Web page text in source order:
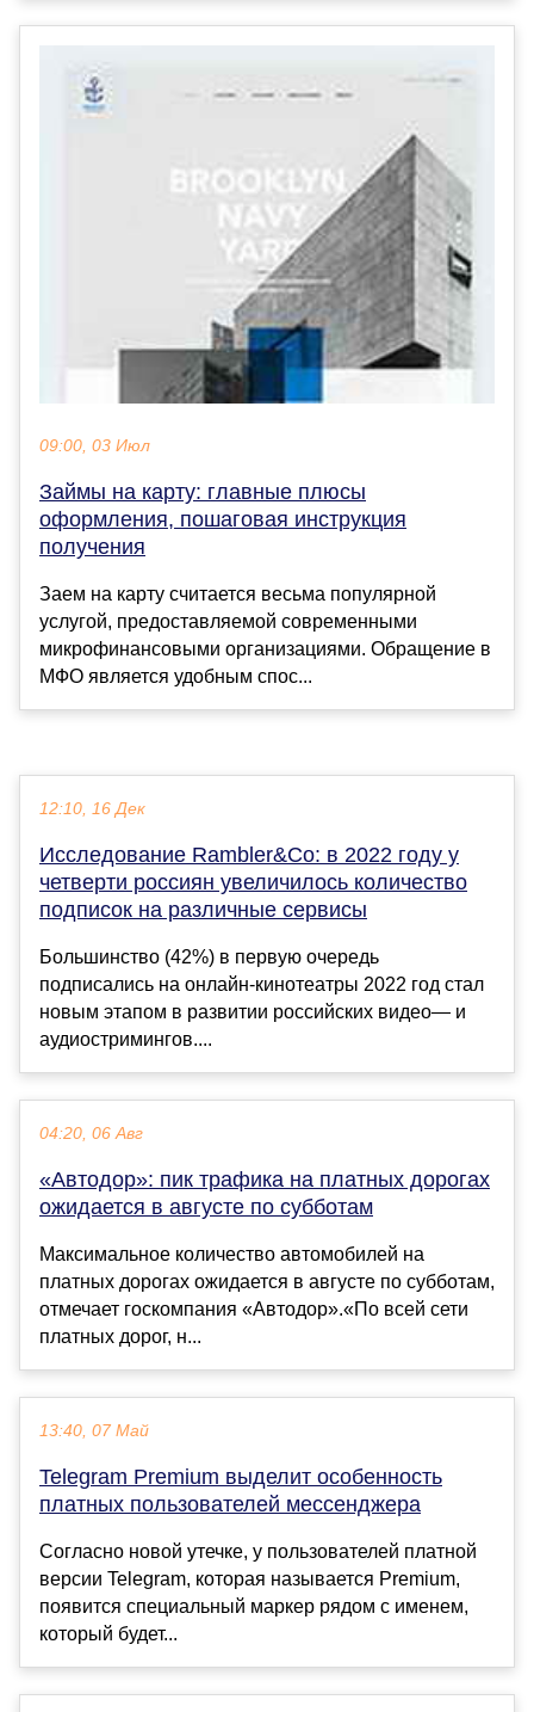
09:00, 03 Июл
Займы на карту: главные плюсы
оформления, пошаговая инструкция
получения
Заем на карту считается весьма популярной
услугой, предоставляемой современными
микрофинансовыми организациями. Обращение в
МФО является удобным спос...
12:10, 16 Дек
Исследование Rambler&Co: в 2022 году у
четверти россиян увеличилось количество
подписок на различные сервисы
Большинство (42%) в первую очередь
подписались на онлайн-кинотеатры 2022 год стал
новым этапом в развитии российских видео— и
аудиостримингов....
04:20, 06 Авг
«Автодор»: пик трафика на платных дорогах
ожидается в августе по субботам
Максимальное количество автомобилей на
платных дорогах ожидается в августе по субботам,
отмечает госкомпания «Автодор».«По всей сети
платных дорог, н...
13:40, 07 Май
Telegram Premium выделит особенность
платных пользователей мессенджера
Согласно новой утечке, у пользователей платной
версии Telegram, которая называется Premium,
появится специальный маркер рядом с именем,
который будет...